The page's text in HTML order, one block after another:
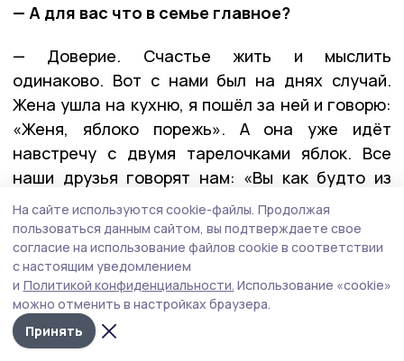
— А для вас что в семье главное?
— Доверие. Счастье жить и мыслить
одинаково. Вот с нами был на днях случай.
Жена ушла на кухню, я пошёл за ней и говорю:
«Женя, яблоко порежь». А она уже идёт
навстречу с двумя тарелочками яблок. Все
наши друзья говорят нам: «Вы как будто из
одного теста слеплены. Вы мыслите
одинаково, говорите одинаково». Я не знаю,
что это — синергия? Я могу, например,
написать эсэмэску — и она может мне в тот же
момент прислать эсэмэску на эту же тему. Ну,
допустим, что будет на ужин. И у нас эсэмэски
одинаковые долетают друг до друга. Ну и
На сайте используются cookie-файлы. Продолжая
пользоваться данным сайтом, вы подтверждаете свое
согласие на использование файлов cookie в соответствии
с настоящим уведомлением
и Политикой конфиденциальности. Использование «cookie»
можно отменить в настройках браузера.
Принять